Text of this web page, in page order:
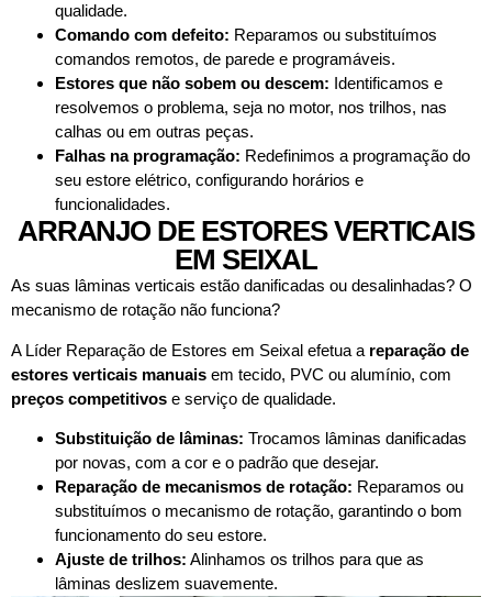
qualidade.
Comando com defeito: Reparamos ou substituímos
comandos remotos, de parede e programáveis.
Estores que não sobem ou descem: Identificamos e
resolvemos o problema, seja no motor, nos trilhos, nas
calhas ou em outras peças.
Falhas na programação: Redefinimos a programação do
seu estore elétrico, configurando horários e
funcionalidades.
ARRANJO DE ESTORES VERTICAIS
EM SEIXAL
As suas lâminas verticais estão danificadas ou desalinhadas? O
mecanismo de rotação não funciona?
A Líder Reparação de Estores em Seixal efetua a reparação de
estores verticais manuais em tecido, PVC ou alumínio, com
preços competitivos e serviço de qualidade.
Substituição de lâminas: Trocamos lâminas danificadas
por novas, com a cor e o padrão que desejar.
Reparação de mecanismos de rotação: Reparamos ou
substituímos o mecanismo de rotação, garantindo o bom
funcionamento do seu estore.
Ajuste de trilhos: Alinhamos os trilhos para que as
lâminas deslizem suavemente.